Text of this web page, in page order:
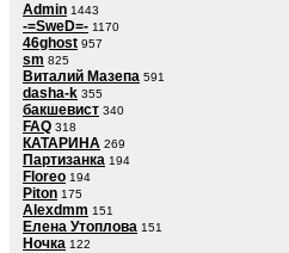
Admin 1443
-=SweD=- 1170
46ghost 957
sm 825
Виталий Мазепа 591
dasha-k 355
бакшевист 340
FAQ 318
КАТАРИНА 269
Партизанка 194
Floreo 194
Piton 175
Alexdmm 151
Елена Утоплова 151
Ночка 122